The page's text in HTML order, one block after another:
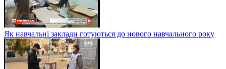
Як навчальні заклади готуються до нового навчального року